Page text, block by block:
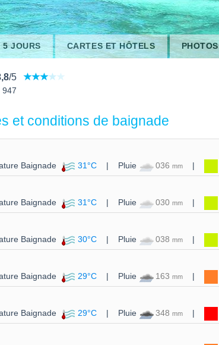
5 JOURS CARTES ET HÔTELS PHOTOS
/5
947
et conditions de baignade
Baignade 31°C | Pluie 036 mm
Baignade 31°C | Pluie 030 mm
Baignade 30°C | Pluie 038 mm
Baignade 29°C | Pluie 163 mm
Baignade 29°C | Pluie 348 mm